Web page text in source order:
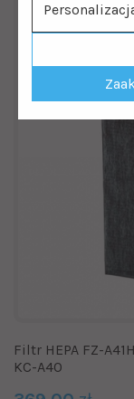
Filtr HEPA FZ-
KC-A40